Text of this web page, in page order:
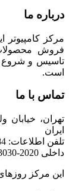
درباره ما
مرکز کامپیوتر
است.
تماس با ما
تهران، خیابان
ایران
تلفن اطلاعات: 88898484-888065521
داخلی 2020-3030
این مرکز